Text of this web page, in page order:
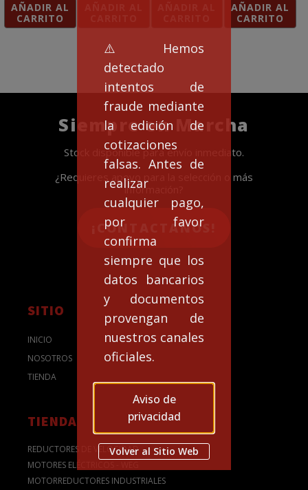
⚠️Hemos
detectado
intentos de
fraude mediante
la edición de
cotizaciones
falsas. Antes de
realizar
cualquier pago,
por favor
confirma
siempre que los
datos bancarios
y documentos
provengan de
nuestros canales
oficiales.
Aviso de
privacidad
Volver al Sitio Web
AÑADIR AL
CARRITO
AÑADIR AL
CARRITO
Siempre en Marcha
Stock disponible para envío inmediato.
¿Requieres apoyo para la selección o más
información?
¡CONTACTANOS!
SITIO
INICIO
NOSOTROS
TIENDA
TIENDA
REDUCTORES DE VELOCIDAD
MOTORES ELÉCTRICOS - WEG
MOTORREDUCTORES INDUSTRIALES